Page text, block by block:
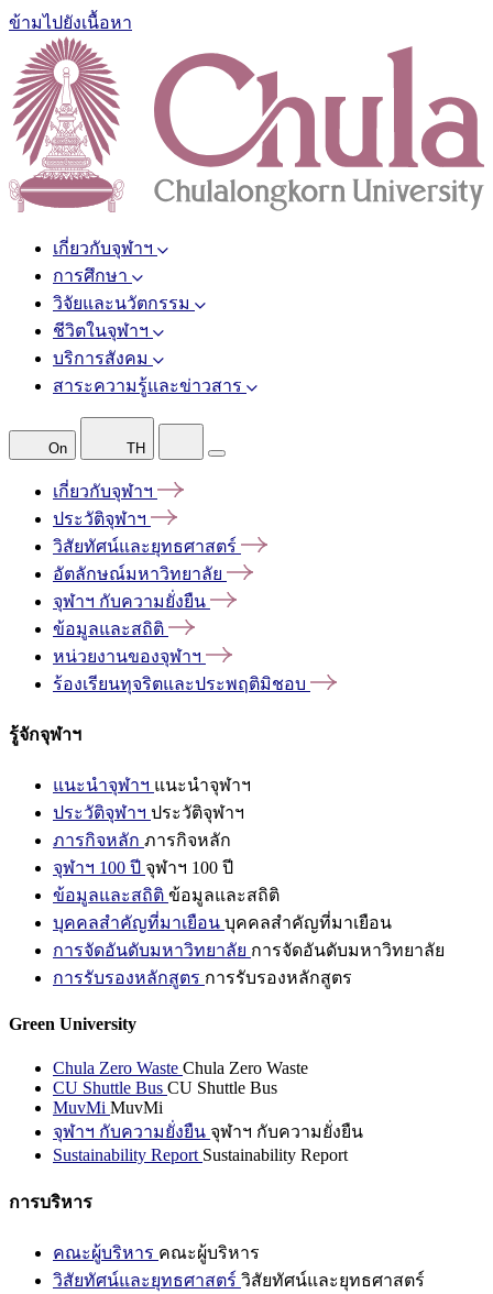
ข้ามไปยังเนื้อหา
เกี่ยวกับจุฬาฯ
การศึกษา
วิจัยและนวัตกรรม
ชีวิตในจุฬาฯ
บริการสังคม
สาระความรู้และข่าวสาร
On TH
เกี่ยวกับจุฬาฯ
ประวัติจุฬาฯ
วิสัยทัศน์และยุทธศาสตร์
อัตลักษณ์มหาวิทยาลัย
จุฬาฯ กับความยั่งยืน
ข้อมูลและสถิติ
หน่วยงานของจุฬาฯ
ร้องเรียนทุจริตและประพฤติมิชอบ
รู้จักจุฬาฯ
แนะนำจุฬาฯ แนะนำจุฬาฯ
ประวัติจุฬาฯ ประวัติจุฬาฯ
ภารกิจหลัก ภารกิจหลัก
จุฬาฯ 100 ปี จุฬาฯ 100 ปี
ข้อมูลและสถิติ ข้อมูลและสถิติ
บุคคลสำคัญที่มาเยือน บุคคลสำคัญที่มาเยือน
การจัดอันดับมหาวิทยาลัย การจัดอันดับมหาวิทยาลัย
การรับรองหลักสูตร การรับรองหลักสูตร
Green University
Chula Zero Waste Chula Zero Waste
CU Shuttle Bus CU Shuttle Bus
MuvMi MuvMi
จุฬาฯ กับความยั่งยืน จุฬาฯ กับความยั่งยืน
Sustainability Report Sustainability Report
การบริหาร
คณะผู้บริหาร คณะผู้บริหาร
วิสัยทัศน์และยุทธศาสตร์ วิสัยทัศน์และยุทธศาสตร์